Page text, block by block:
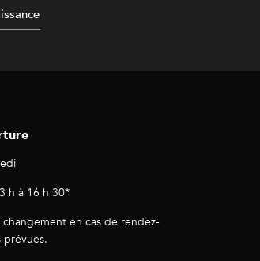
h à 16 h 30*
changement en cas de rendez-
prévues.